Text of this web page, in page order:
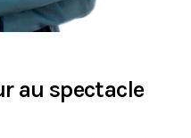
au spectacle